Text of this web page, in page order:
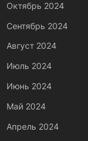
Октябрь 2024
Сентябрь 2024
Август 2024
Июль 2024
Июнь 2024
Май 2024
Апрель 2024